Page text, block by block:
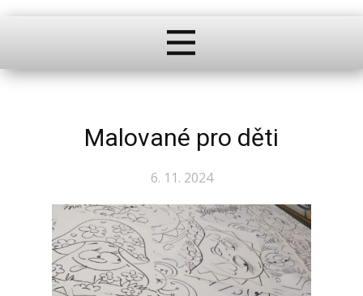
Malované pro děti
6. 11. 2024